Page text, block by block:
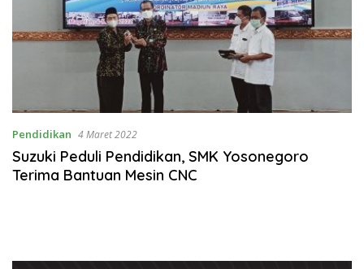
Pendidikan 4 Maret 2022
Suzuki Peduli Pendidikan, SMK Yosonegoro
Terima Bantuan Mesin CNC